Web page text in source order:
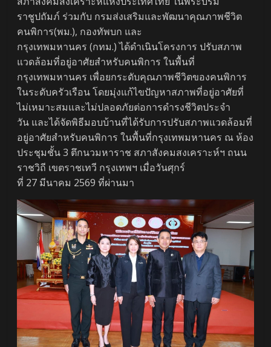
ราชูปถัมภ์ ร่วมกับ กรมส่งเสริมและพัฒนาคุณภาพชีวิต
คนพิการ(พม.), กองทัพบก และ
กรุงเทพมหานคร (กทม.) ได้ดำเนินโครงการ ปรับสภาพ
แวดล้อมที่อยู่อาศัยสำหรับคนพิการ ในพื้นที่
กรุงเทพมหานคร เพื่อยกระดับคุณภาพชีวิตของคนพิการ
ในระดับครัวเรือน โดยมุ่งแก้ไขปัญหาสภาพที่อยู่อาศัยที่
ไม่เหมาะสมและไม่ปลอดภัยต่อการดำรงชีวิตประจำ
วัน และได้จัดพิธีมอบบ้านที่ได้รับการปรับสภาพแวดล้อมที่
อยู่อาศัยสำหรับคนพิการ ในพื้นที่กรุงเทพมหานคร ณ ห้อง
ประชุมชั้น 3 ตึกนวมหาราช สภาสังคมสงเคราะห์ฯ ถนน
ราชวิถี เขตราชเทวี กรุงเทพฯ เมื่อวันศุกร์
ที่ 27 มีนาคม 2569 ที่ผ่านมา